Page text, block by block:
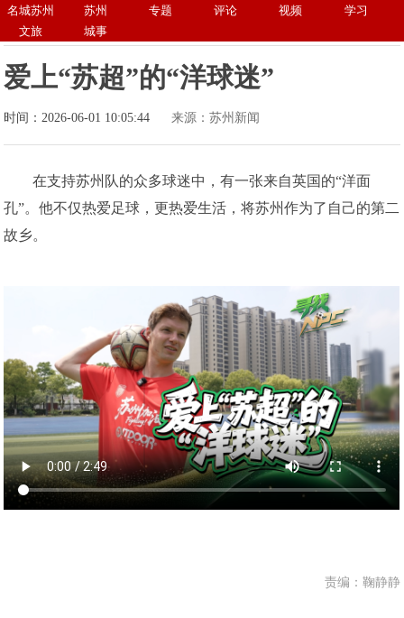
名城苏州 苏州 专题 评论 视频
学习
文旅
城事
爱上“苏超”的“洋球迷”
时间：2026-06-01 10:05:44 来源：苏州新闻
在支持苏州队的众多球迷中，有一张来自英国的“洋面
孔”。他不仅热爱足球，更热爱生活，将苏州作为了自己的第二
故乡。
责编：鞠静静